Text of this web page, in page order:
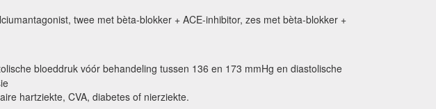
twee met bèta-blokker + ACE-inhibitor, zes met bèta-blokker +
bloeddruk vóór behandeling tussen 136 en 173 mmHg en diastolische
hartziekte, CVA, diabetes of nierziekte.